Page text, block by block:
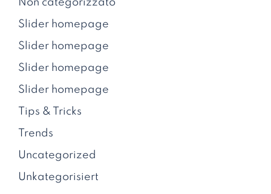
Non categorizzato
Slider homepage
Slider homepage
Slider homepage
Slider homepage
Tips & Tricks
Trends
Uncategorized
Unkategorisiert